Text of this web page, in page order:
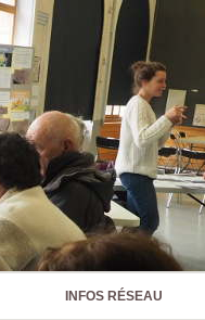
INFOS RÉSEAU